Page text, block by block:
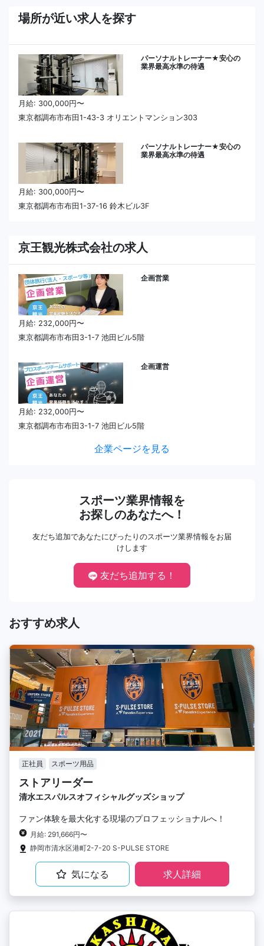
場所が近い求人を探す
パーソナルトレーナー★安心の
業界最高水準の待遇
月給: 300,000円〜
東京都調布市布田1-43-3 オリエントマンション303
パーソナルトレーナー★安心の
業界最高水準の待遇
月給: 300,000円〜
東京都調布市布田1-37-16 鈴木ビル3F
京王観光株式会社の求人
企画営業
月給: 232,000円〜
東京都調布市布田3-1-7 池田ビル5階
企画運営
月給: 232,000円〜
東京都調布市布田3-1-7 池田ビル5階
企業ページを見る
スポーツ業界情報を
お探しのあなたへ！
友だち追加であなたにぴったりのスポーツ業界情報をお届
けします
友だち追加する！
おすすめ求人
正社員 スポーツ用品
ストアリーダー
清水エスパルスオフィシャルグッズショップ
ファン体験を最大化する現場のプロフェッショナルへ！
月給: 291,666円〜
静岡市清水区港町2-7-20 S-PULSE STORE
気になる 求人詳細